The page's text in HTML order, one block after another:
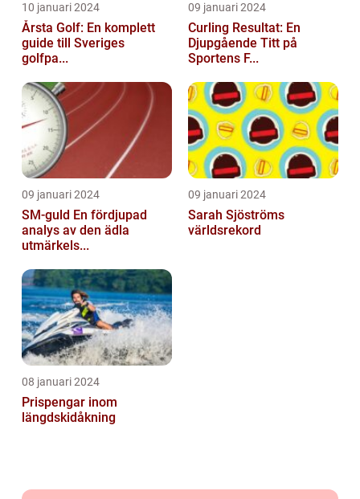
10 januari 2024
Årsta Golf: En komplett
guide till Sveriges
golfpa...
09 januari 2024
Curling Resultat: En
Djupgående Titt på
Sportens F...
09 januari 2024
SM-guld En fördjupad
analys av den ädla
utmärkels...
09 januari 2024
Sarah Sjöströms
världsrekord
08 januari 2024
Prispengar inom
längdskidåkning